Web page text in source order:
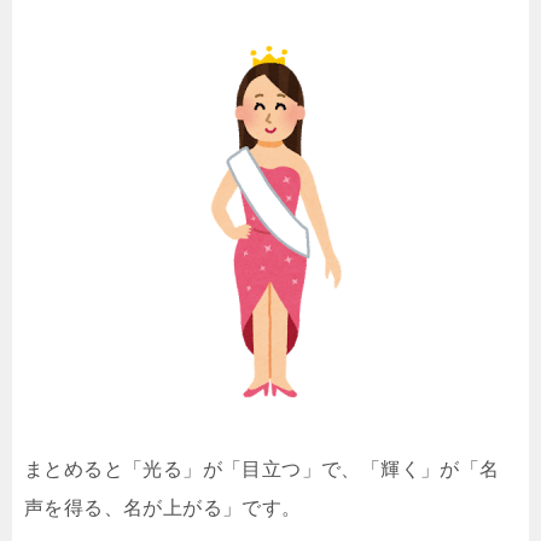
まとめると「光る」が「目立つ」で、「輝く」が「名
声を得る、名が上がる」です。